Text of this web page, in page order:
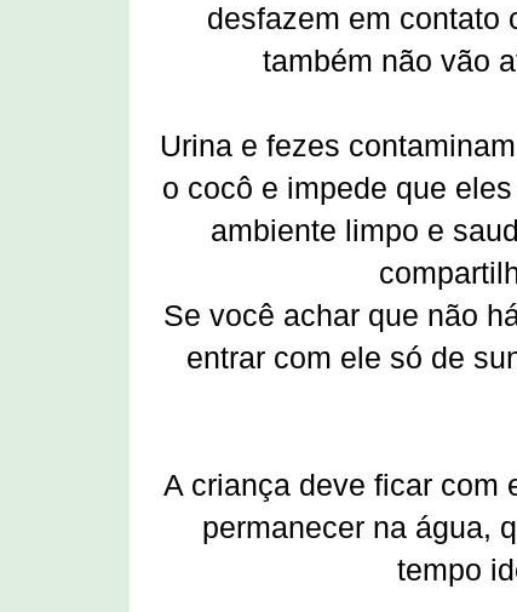
desfazem em contato
também não vão
Urina e fezes
o cocô e impede que
ambiente limpo e
Se você achar que não
entrar com ele só de
A criança deve ficar com
permanecer na água,
tempo